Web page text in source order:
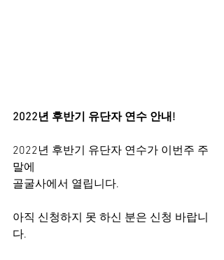
2022년 후반기 유단자 연수 안내!
2022년 후반기 유단자 연수가 이번주 주
말에
골굴사에서 열립니다.
아직 신청하지 못 하신 분은 신청 바랍니
다.